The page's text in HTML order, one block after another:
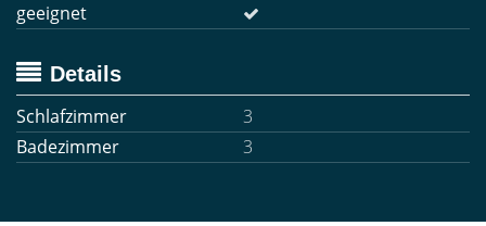
geeignet
Details
Schlafzimmer
3
Badezimmer
3